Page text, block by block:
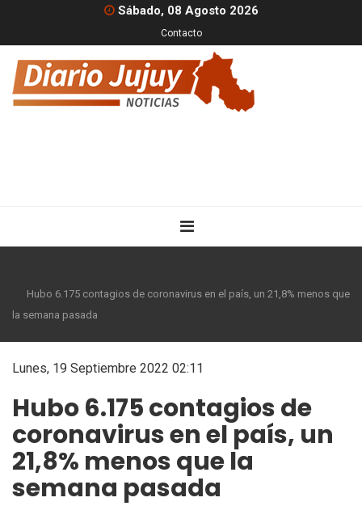
Sábado, 08 Agosto 2026
Contacto
Hubo 6.175 contagios de coronavirus en el país, un 21,8% menos que
la semana pasada
Lunes, 19 Septiembre 2022 02:11
Hubo 6.175 contagios de
coronavirus en el país, un
21,8% menos que la
semana pasada